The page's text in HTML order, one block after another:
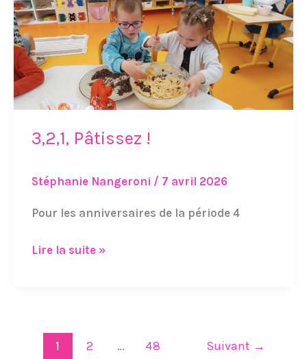
3,2,1, Pâtissez !
Stéphanie Nangeroni / 7 avril 2026
Pour les anniversaires de la période 4
Pâtissez
!
Lire la suite »
1 2 … 48 Suivant →